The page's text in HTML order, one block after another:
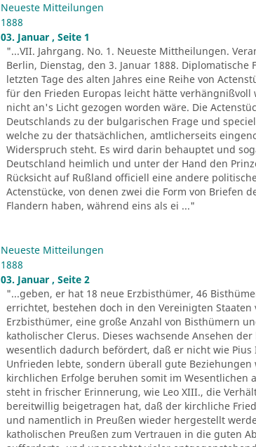
Neueste Mitteilungen
1888
03. Januar , Seite 1
"...VII. Jahrgang. No. 1. Neueste Mittheilungen.
Berlin, Dienstag, den 3. Januar 1888. Diplomatische
letzten Tage des alten Jahres eine Reihe von
für den Frieden Europas leicht hätte
nicht an's Licht gezogen worden wäre. Die
Deutschlands zu der bulgarischen Frage und
welche zu der thatsächlichen, amtlicherseits
Widerspruch steht. Es wird darin behauptet und
Deutschland heimlich und unter der Hand den
Rücksicht auf Rußland officiell eine andere
Actenstücke, von denen zwei die Form von Briefen
Flandern haben, während eins als ei ..."
Neueste Mitteilungen
1888
03. Januar , Seite 2
"...geben, er hat 18 neue Erzbisthümer, 46
errichtet, bestehen doch in den Vereinigten
Erzbisthümer, eine große Anzahl von Bisthümern
katholischer Clerus. Dieses wachsende Ansehen
wesentlich dadurch befördert, daß er nicht wie
Unfrieden lebte, sondern überall gute
kirchlichen Erfolge beruhen somit im Wesentlichen
steht in frischer Erinnerung, wie Leo XIII., die
bereitwillig beigetragen hat, daß der kirchliche
und namentlich in Preußen wieder hergestellt
katholischen Preußen zum Vertrauen in die guten